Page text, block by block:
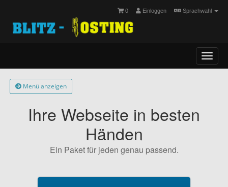
Sprachwahl
Einloggen
0
Menü anzeigen
Ihre Webseite in besten
Händen
Ein Paket für jeden genau passend.